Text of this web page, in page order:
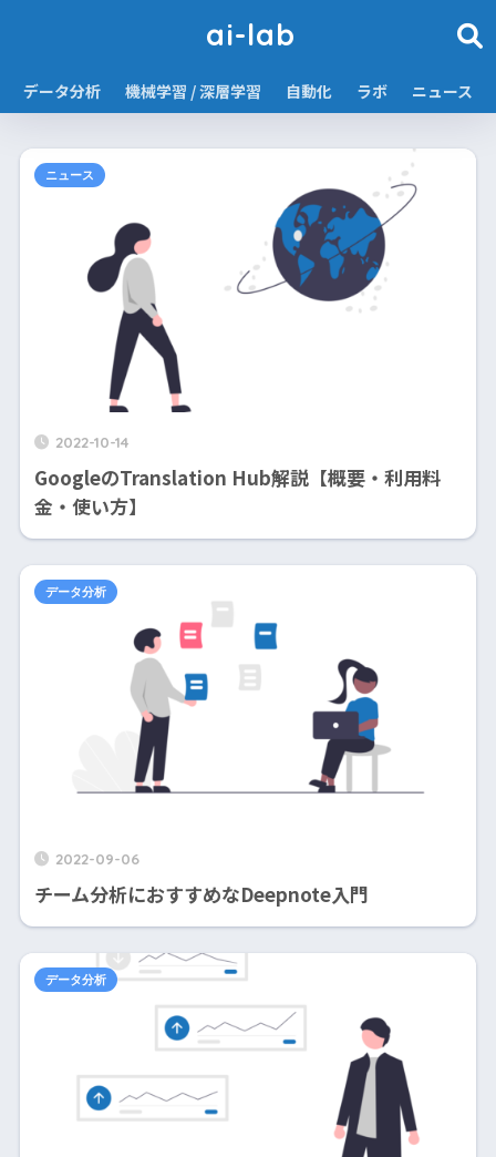
ai-lab
データ分析 機械学習 / 深層学習 自動化 ラボ ニュース
2022-10-14
GoogleのTranslation Hub解説【概要・利用料
金・使い方】
ニュース
2022-09-06
チーム分析におすすめなDeepnote入門
データ分析
データ分析